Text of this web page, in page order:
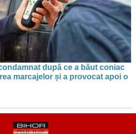
după ce a băut coniac
marcajelor și a provocat apoi o